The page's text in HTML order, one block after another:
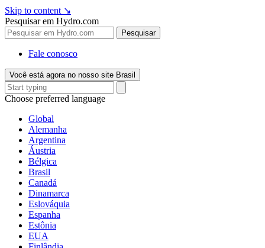
Skip to content ↘
Pesquisar em Hydro.com
Pesquisar
Fale conosco
Você está agora no nosso site Brasil
Choose preferred language
Global
Alemanha
Argentina
Áustria
Bélgica
Brasil
Canadá
Dinamarca
Eslováquia
Espanha
Estônia
EUA